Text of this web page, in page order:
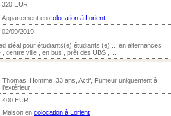
320 EUR
Appartement en colocation à Lorient
02/09/2019
idéal pour étudiants(e) étudiants (e) ....en alternances ,
centre ville , en bus , prêt des UBS , ...
Thomas, Homme, 33 ans, Actif, Fumeur uniquement à
l'extérieur
400 EUR
Maison en colocation à Lorient